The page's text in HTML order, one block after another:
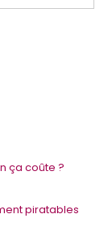
ça coûte ?
piratables